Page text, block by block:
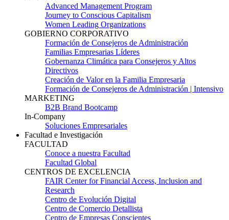
Advanced Management Program
Journey to Conscious Capitalism
Women Leading Organizations
GOBIERNO CORPORATIVO
Formación de Consejeros de Administración
Familias Empresarias Líderes
Gobernanza Climática para Consejeros y Altos
Directivos
Creación de Valor en la Familia Empresaria
Formación de Consejeros de Administración | Intensivo
MARKETING
B2B Brand Bootcamp
In-Company
Soluciones Empresariales
Facultad e Investigación
FACULTAD
Conoce a nuestra Facultad
Facultad Global
CENTROS DE EXCELENCIA
FAIR Center for Financial Access, Inclusion and
Research
Centro de Evolución Digital
Centro de Comercio Detallista
Centro de Empresas Conscientes